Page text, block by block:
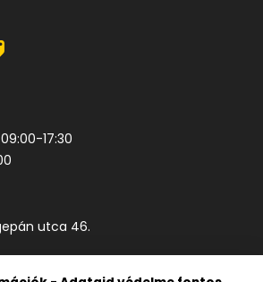
17:30
utca 46.